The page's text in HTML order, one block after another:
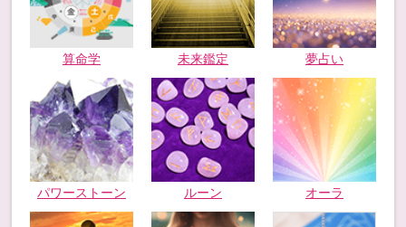
算命学 未来鑑定 夢占い
パワーストーン ルーン オーラ